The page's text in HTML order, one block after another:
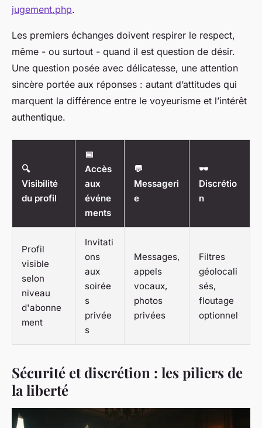
jugement.php.
Les premiers échanges doivent respirer le respect,
même - ou surtout - quand il est question de désir.
Une question posée avec délicatesse, une attention
sincère portée aux réponses : autant d’attitudes qui
marquent la différence entre le voyeurisme et l’intérêt
authentique.
🔍
Visibilité
du profil
📅
Accès
aux
événe
ments
💬
Messageri
e
🕶️
Discrétio
n
Profil
visible
selon
niveau
d'abonne
ment
Invitati
ons
aux
soirée
s
privée
s
Messages,
appels
vocaux,
photos
privées
Filtres
géolocali
sés,
floutage
optionnel
Sécurité et discrétion : les piliers de
la liberté